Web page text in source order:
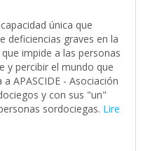
única que
deficiencias graves en la
impide a las personas
y percibir el mundo que
APASCIDE - Asociación
y con sus "un"
sordociegas. Lire